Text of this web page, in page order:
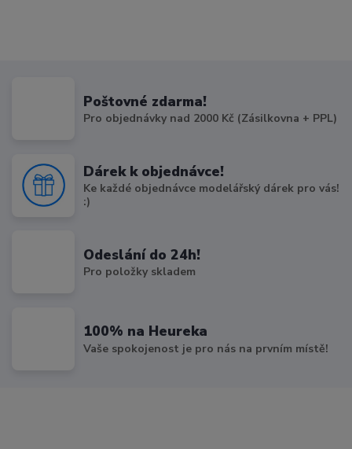
Poštovné zdarma!
Pro objednávky nad 2000 Kč (Zásilkovna + PPL)
Dárek k objednávce!
Ke každé objednávce modelářský dárek pro vás!
:)
Odeslání do 24h!
Pro položky skladem
100% na Heureka
Vaše spokojenost je pro nás na prvním místě!